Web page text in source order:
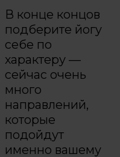
В конце концов
подберите йогу
себе по
характеру —
сейчас очень
много
направлений,
которые
подойдут
именно вашему